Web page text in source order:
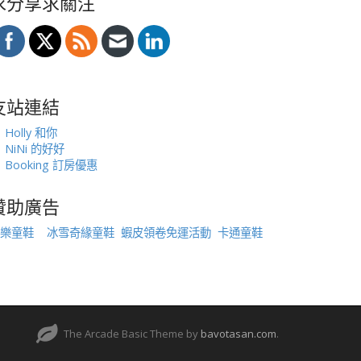
站連結
Holly 和你
NiNi 的好好
Booking 訂房優惠
助廣告
童鞋 冰雪奇緣童鞋 蝦皮領卷免運活動 卡通童鞋
The Arcade Basic Theme by bavotasan.com.